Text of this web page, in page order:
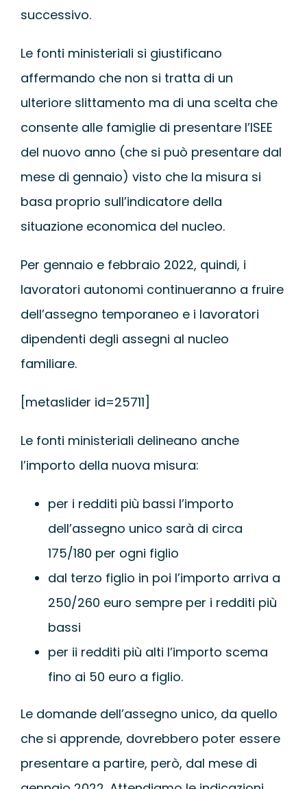
successivo.
Le fonti ministeriali si giustificano
affermando che non si tratta di un
ulteriore slittamento ma di una scelta che
consente alle famiglie di presentare l’ISEE
del nuovo anno (che si può presentare dal
mese di gennaio) visto che la misura si
basa proprio sull’indicatore della
situazione economica del nucleo.
Per gennaio e febbraio 2022, quindi, i
lavoratori autonomi continueranno a fruire
dell’assegno temporaneo e i lavoratori
dipendenti degli assegni al nucleo
familiare.
[metaslider id=25711]
Le fonti ministeriali delineano anche
l’importo della nuova misura:
per i redditi più bassi l’importo
dell’assegno unico sarà di circa
175/180 per ogni figlio
dal terzo figlio in poi l’importo arriva a
250/260 euro sempre per i redditi più
bassi
per ii redditi più alti l’importo scema
fino ai 50 euro a figlio.
Le domande dell’assegno unico, da quello
che si apprende, dovrebbero poter essere
presentare a partire, però, dal mese di